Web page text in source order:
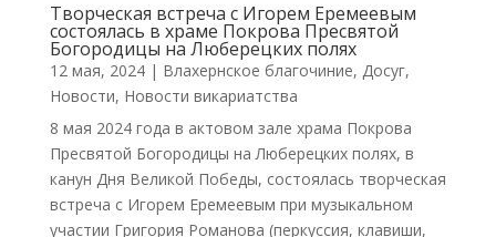
Творческая встреча с Игорем Еремеевым
состоялась в храме Покрова Пресвятой
Богородицы на Люберецких полях
12 мая, 2024| Влахернское благочиние, Досуг,
Новости, Новости викариатства
8 мая 2024 года в актовом зале храма Покрова
Пресвятой Богородицы на Люберецких полях, в
канун Дня Великой Победы, состоялась творческая
встреча с Игорем Еремеевым при музыкальном
участии Григория Романова (перкуссия, клавиши,